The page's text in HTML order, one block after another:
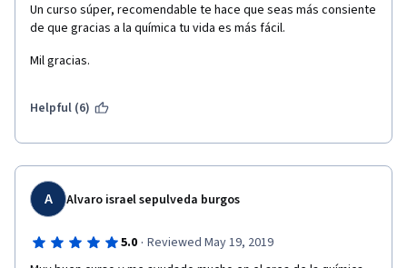
Un curso súper, recomendable te hace que seas más consiente
de que gracias a la química tu vida es más fácil.
Mil gracias.
Helpful (6)
A Alvaro israel sepulveda burgos
5.0 · Reviewed May 19, 2019